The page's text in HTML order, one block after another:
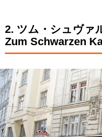
2. ツム・シュヴ
Zum Schwarzen